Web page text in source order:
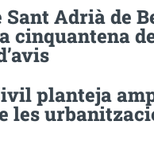
Sant Adrià de
cinquantena
planteja
les